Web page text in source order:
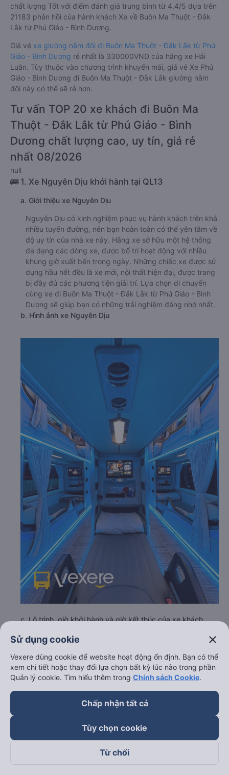
chất lượng Tốt với điểm đánh giá trung bình từ 4.4/5 dựa trên
21183 phản hồi của hành khách Xe về Buôn Ma Thuột - Đắk
Lắk từ Phú Giáo - Bình Dương.
Giá vé xe giường nằm đôi đi Buôn Ma Thuột - Đắk Lắk từ Phú
Giáo - Bình Dương rẻ nhất là 330000VND của hãng xe Hải
Luân. Tùy thuộc vào chương trình khuyến mãi, giá vé Xe Phú
Giáo - Bình Dương đi Buôn Ma Thuột - Đắk Lắk giường nằm
đôi này có thể sẽ rẻ hơn.
Tư vấn TOP 20 xe khách đi Buôn Ma
Thuột - Đắk Lắk từ Phú Giáo - Bình
Dương chất lượng cao, uy tín, giá rẻ
nhất 08/2026
null
🚌 1. Xe Nguyên Dịu khởi hành tại QL13
a. Giới thiệu xe Nguyên Dịu
Nguyên Dịu có kinh nghiệm phục vụ hành khách trên khá
nhiều tuyến đường, nên bạn hoàn toàn có thể yên tâm về
độ uy tín của nhà xe này. Hãng xe sở hữu một hệ thống
đa dạng các dòng xe, được bố trí hoạt động với nhiều
khung giờ xuất bến trong ngày. Những chiếc xe được sử
dụng hầu hết đều là xe mới, nội thất hiện đại, được trang
bị đầy đủ các phương tiện giải trí. Lựa chọn di chuyển
cùng xe đi Buôn Ma Thuột - Đắk Lắk từ Phú Giáo - Bình
Dương sẽ giúp bạn có những trải nghiệm đáng nhớ nhất.
b. Hình ảnh xe Nguyên Dịu
c. Lộ trình, giờ khởi hành và giờ kết thúc của xe khách
Giờ đến nơi ở Buôn Ma Thuột - Đắk Lắk: 03:22, 06:22
Thời gian chạy từ Phú Giáo - Bình Dương đi Buôn Ma
Thuột - Đắk Lắk của nhà xeNguyên Dịukhoảng: 6.7
giờ
d. Các điểm đón khách của nhà xe Nguyên Dịu
Bình Dương Quốc lộ 13
Sử dụng cookie close
Vexere dùng cookie để website hoạt động ổn định. Bạn có thể
xem chi tiết hoặc thay đổi lựa chọn bất kỳ lúc nào trong phần
Quản lý cookie. Tìm hiểu thêm trong Chính sách Cookie.
Chấp nhận tất cả
Tùy chọn cookie
Từ chối